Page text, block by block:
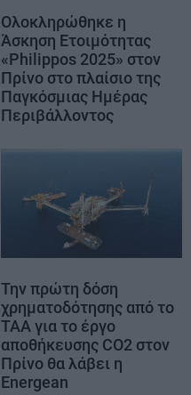
Ολοκληρώθηκε η
Άσκηση Ετοιμότητας
«Philippos 2025» στον
Πρίνο στο πλαίσιο της
Παγκόσμιας Ημέρας
Περιβάλλοντος
Την πρώτη δόση
χρηματοδότησης από το
ΤΑΑ για το έργο
αποθήκευσης CO2 στον
Πρίνο θα λάβει η
Energean